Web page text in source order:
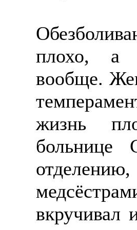
плохо, а
вообще.
жизнь
больнице
вкручивал